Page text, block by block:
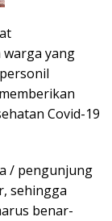
yang
Covid-19
/ pengunjung
sehingga
benar-